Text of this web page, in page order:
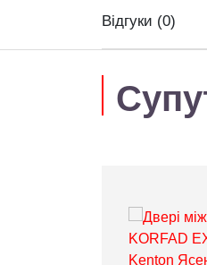
Відгуки (0)